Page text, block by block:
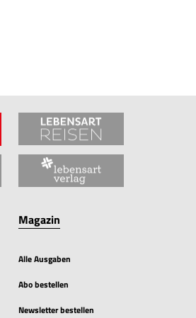
Magazin
Alle Ausgaben
Abo bestellen
Newsletter bestellen